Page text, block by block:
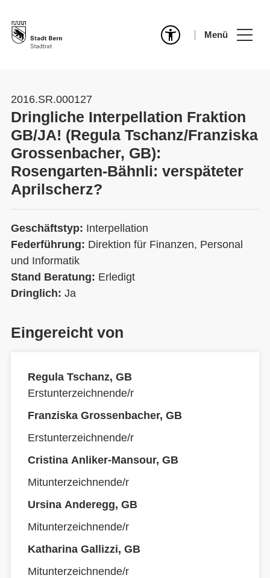
Menü
2016.SR.000127
Dringliche Interpellation Fraktion
GB/JA! (Regula Tschanz/Franziska
Grossenbacher, GB):
Rosengarten-Bähnli: verspäteter
Aprilscherz?
Geschäftstyp: Interpellation
Federführung: Direktion für Finanzen, Personal
und Informatik
Stand Beratung: Erledigt
Dringlich: Ja
Eingereicht von
Regula Tschanz, GB
Erstunterzeichnende/r
Franziska Grossenbacher, GB
Erstunterzeichnende/r
Cristina Anliker-Mansour, GB
Mitunterzeichnende/r
Ursina Anderegg, GB
Mitunterzeichnende/r
Katharina Gallizzi, GB
Mitunterzeichnende/r